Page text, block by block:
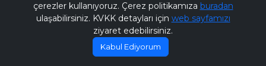
çerezler kullanıyoruz. Çerez politikamıza buradan
ulaşabilirsiniz. KVKK detayları için web sayfamızı
ziyaret edebilirsiniz.
Kabul Ediyorum